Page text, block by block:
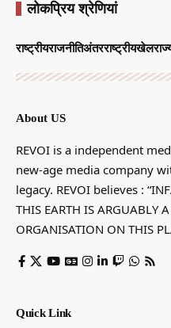
लोकप्रिय श्रेणियां
राष्ट्रीयराजनीतिअंतरराष्ट्रीयखेल
About US
REVOI is a independent
new-age media company
legacy. REVOI believes :
THIS EARTH IS ARGUABLY
ORGANISATION ON THIS
Quick Link